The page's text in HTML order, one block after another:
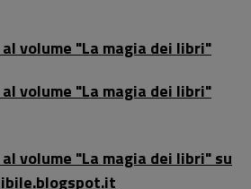
volume "La magia dei libri"
volume "La magia dei libri"
volume "La magia dei libri" su